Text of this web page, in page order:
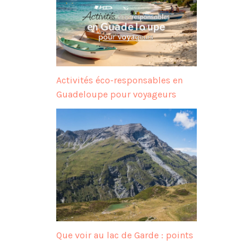
Activités éco-responsables en
Guadeloupe pour voyageurs
Que voir au lac de Garde : points